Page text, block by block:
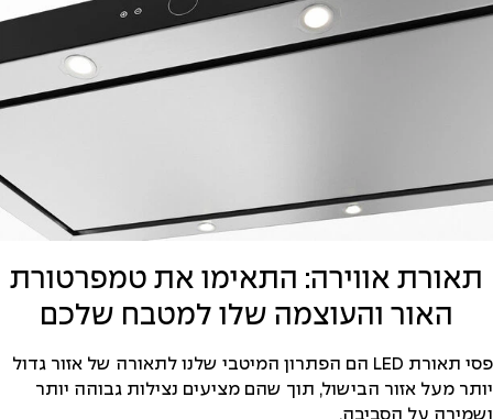
תאורת אווירה: התאימו את טמפרטורת
האור והעוצמה שלו למטבח שלכם
פסי תאורת LED הם הפתרון המיטבי שלנו לתאורה של אזור גדול
יותר מעל אזור הבישול, תוך שהם מציעים נצילות גבוהה יותר
ושמירה על הסביבה.